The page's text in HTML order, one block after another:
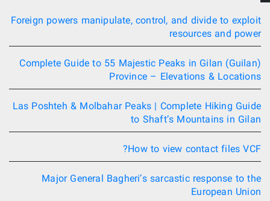
Foreign powers manipulate, control, and divide to exploit
resources and power
Complete Guide to 55 Majestic Peaks in Gilan (Guilan)
Province – Elevations & Locations
Las Poshteh & Molbahar Peaks | Complete Hiking Guide
to Shaft’s Mountains in Gilan
How to view contact files VCF?
Major General Bagheri’s sarcastic response to the
European Union